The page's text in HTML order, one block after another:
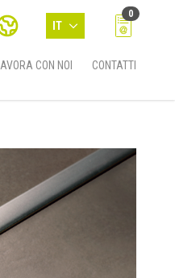
IT
0
LAVORA CON NOI CONTATTI